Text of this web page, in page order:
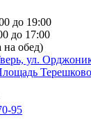
до 19:00
до 17:00
на обед)
ул.
95